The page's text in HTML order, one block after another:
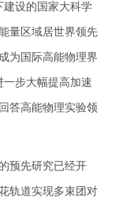
建设的国家大科学
量区域居世界领先
为国际高能物理界
一步大幅提高加速
答高能物理实验领
预先研究已经开
轨道实现多束团对